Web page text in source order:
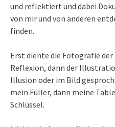
und reflektiert und dabei
von mir und von anderen
finden.
Erst diente die Fotografie
Reflexion, dann der
Illusion oder im Bild
mein Füller, dann meine
Schlüssel.